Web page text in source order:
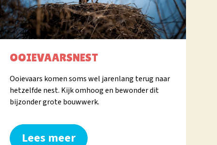
OOIEVAARSNEST
Ooievaars komen soms wel jarenlang terug naar
hetzelfde nest. Kijk omhoog en bewonder dit
bijzonder grote bouwwerk.
Lees meer